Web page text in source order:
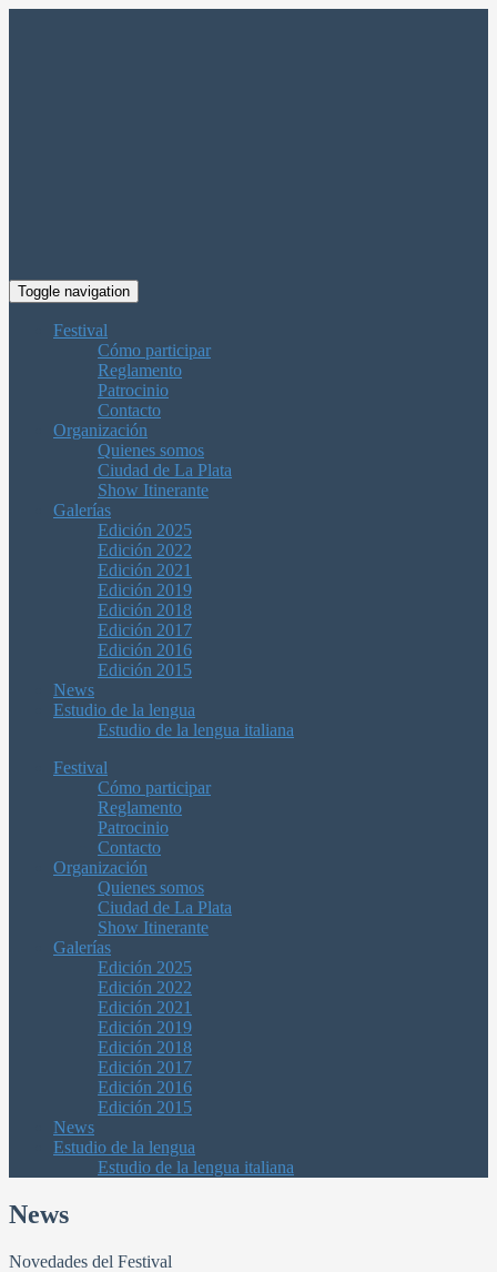
Toggle navigation
Festival
Cómo participar
Reglamento
Patrocinio
Contacto
Organización
Quienes somos
Ciudad de La Plata
Show Itinerante
Galerías
Edición 2025
Edición 2022
Edición 2021
Edición 2019
Edición 2018
Edición 2017
Edición 2016
Edición 2015
News
Estudio de la lengua
Estudio de la lengua italiana
Festival
Cómo participar
Reglamento
Patrocinio
Contacto
Organización
Quienes somos
Ciudad de La Plata
Show Itinerante
Galerías
Edición 2025
Edición 2022
Edición 2021
Edición 2019
Edición 2018
Edición 2017
Edición 2016
Edición 2015
News
Estudio de la lengua
Estudio de la lengua italiana
News
Novedades del Festival